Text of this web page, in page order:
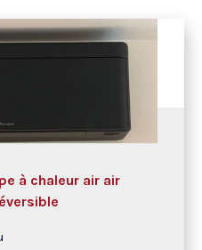
à chaleur air air